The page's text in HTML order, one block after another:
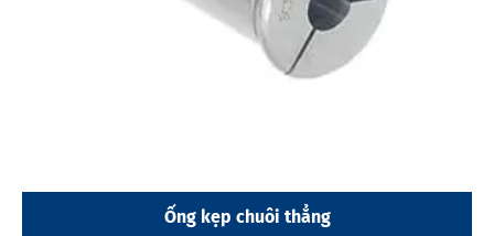
Ống kẹp chuôi thẳng